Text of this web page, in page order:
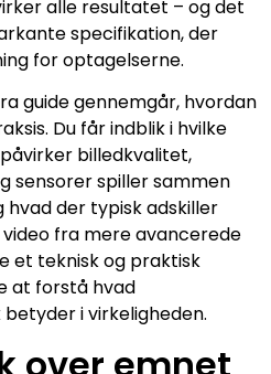
alle resultatet – og det
specifikation, der
for optagelserne.
guide gennemgår, hvordan
Du får indblik i hvilke
billedkvalitet,
sensorer spiller sammen
hvad der typisk adskiller
fra mere avancerede
et teknisk og praktisk
at forstå hvad
i virkeligheden.